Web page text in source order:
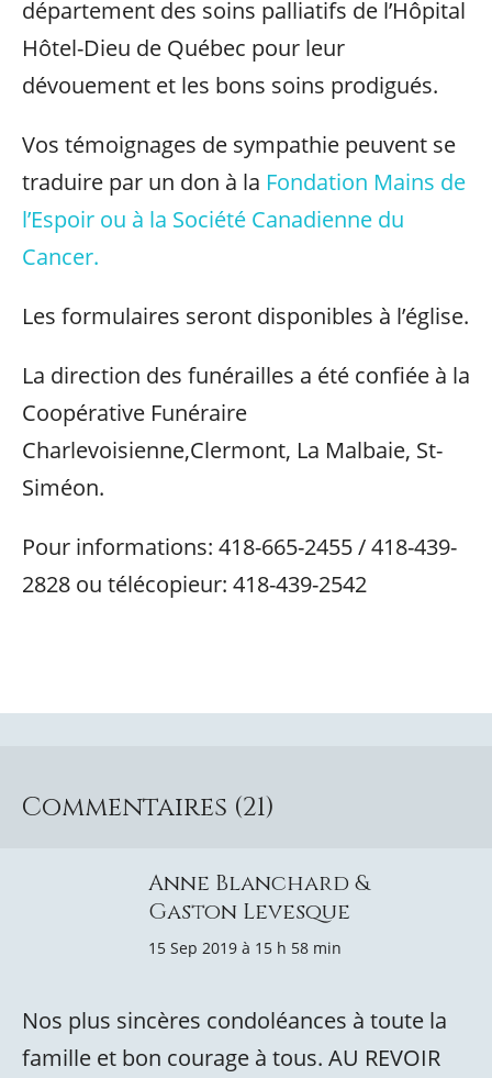
département des soins palliatifs de l’Hôpital
Hôtel-Dieu de Québec pour leur
dévouement et les bons soins prodigués.
Vos témoignages de sympathie peuvent se
traduire par un don à la Fondation Mains de
l’Espoir ou à la Société Canadienne du
Cancer.
Les formulaires seront disponibles à l’église.
La direction des funérailles a été confiée à la
Coopérative Funéraire
Charlevoisienne,Clermont, La Malbaie, St-
Siméon.
Pour informations: 418-665-2455 / 418-439-
2828 ou télécopieur: 418-439-2542
Commentaires (21)
Anne Blanchard &
Gaston Levesque
15 Sep 2019 à 15 h 58 min
Nos plus sincères condoléances à toute la
famille et bon courage à tous. AU REVOIR